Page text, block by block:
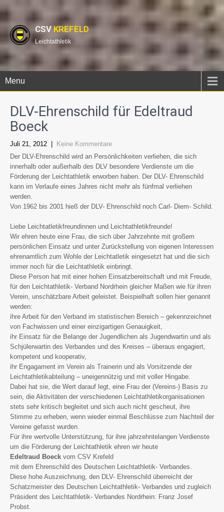
CSVKREFELD
Leichtathletik
Menu
DLV-Ehrenschild für Edeltraud
Boeck
Juli 21, 2012
Keine Kommentare
Der DLV-Ehrenschild wird an Persönlichkeiten verliehen, die sich
innerhalb oder außerhalb des DLV besondere Verdienste um die
Förderung der Leichtathletik erworben haben. Der DLV- Ehrenschild
kann im Verlaufe eines Jahres nicht mehr als fünfmal verliehen
werden.
Von 1962 bis 2001 hieß der DLV- Ehrenschild noch Carl- Diem- Schild.
Liebe Leichtatletikfreundinnen und Leichtathletikfreunde!
Wir ehren heute eine Frau, die sich über Jahrzehnte mit großem
persönlichen Einsatz und unter Zurückstellung von eigenen Interessen
ehrenamtlich zum Wohle der Leichtatletik eingesetzt hat und die sich
immer noch für die Leichtathletik einbringt.
Diese Person hat mit einer hohen Einsatzbereitschaft und mit Freude,
für den Leichtathletik- Verband Nordrhein gleicher Maßen wie für ihren
Verein, unschätzbare Arbeit geleistet. Beispielhaft sollen hier genannt
werden:
ihre Arbeit für den Verband im statistischen Bereich – gekennzeichnet
von Fachwissen und einer einzigartigen Genauigkeit,
ihr Einsatz für die Belange der Jugendlichen als Jugendwartin und als
Schjülerwartin des Verbandes und des Kreises – überaus engagiert,
kompetent und kooperativ,
ihr Engagament im Verein als Trainerin und als Vorsitzende der
Leichtathletikabteilung – uneigennützig und mit voller Hingabe.
Dabei hat sie, die Wert darauf legt, eine Frau der (Vereins-) Basis zu
sein, die Aktivitäten der verschiedenen Leichtathletikorganisationen
stets sehr kritisch begleitet und sich auch nicht gescheut, ihre
Stimme zu erheben, wenn wieder einmal Beschlüsse zum Nachteil der
Vereine gefasst wurden.
Für ihre wertvolle Unterstützung, für ihre jahrzehntelangen Verdienste
um die Förderung der Leichtathletik ehren wir heute
Edeltraud Boeck vom CSV Krefeld
mit dem Ehrenschild des Deutschen Leichtathletik- Verbandes.
Diese hohe Auszeichnung, den DLV- Ehrenschild überreicht der
Schatzmeister des Deutschen Leichtathletik- Verbandes und zugleich
Präsident des Leichtathletik- Verbandes Nordrhein: Franz Josef
Probst.